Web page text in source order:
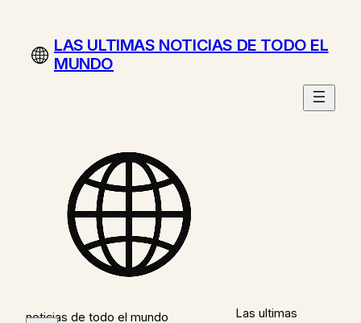
contenidoLAS ULTIMAS NOTICIAS DE TODO EL
MUNDO
Las ultimas
noticias de todo el mundo